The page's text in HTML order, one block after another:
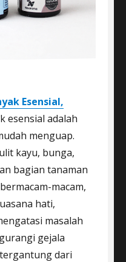
Esensial,
esensial adalah
menguap.
kayu, bunga,
bagian tanaman
macam,
hati,
masalah
gejala
dari